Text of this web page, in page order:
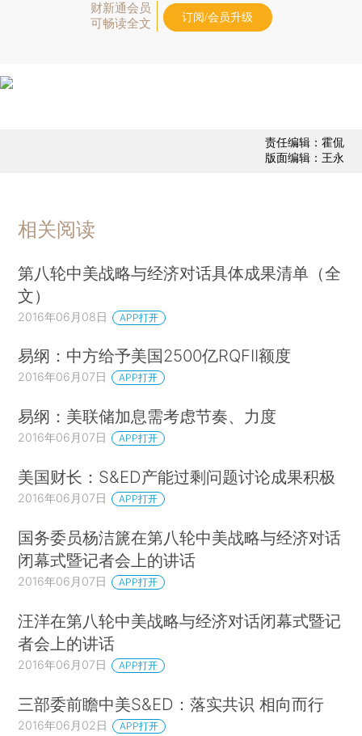
财新通会员
可畅读全文
订阅/会员升级
责任编辑：霍侃
版面编辑：王永
相关阅读
第八轮中美战略与经济对话具体成果清单（全
文）
2016年06月08日 APP打开
易纲：中方给予美国2500亿RQFII额度
2016年06月07日 APP打开
易纲：美联储加息需考虑节奏、力度
2016年06月07日 APP打开
美国财长：S&ED产能过剩问题讨论成果积极
2016年06月07日 APP打开
国务委员杨洁篪在第八轮中美战略与经济对话
闭幕式暨记者会上的讲话
2016年06月07日 APP打开
汪洋在第八轮中美战略与经济对话闭幕式暨记
者会上的讲话
2016年06月07日 APP打开
三部委前瞻中美S&ED：落实共识 相向而行
2016年06月02日 APP打开